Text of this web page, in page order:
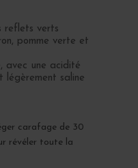
reflets verts
pomme verte et
avec une acidité
légèrement saline
carafage de 30
révéler toute la